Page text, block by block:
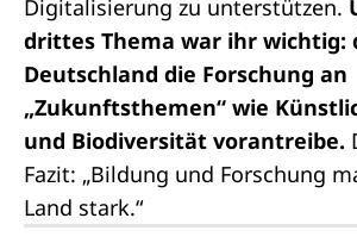
Digitalisierung zu unterstützen.
drittes Thema war ihr wichtig:
Deutschland die Forschung an
„Zukunftsthemen“ wie
und Biodiversität vorantreibe.
Fazit: „Bildung und Forschung
Land stark.“